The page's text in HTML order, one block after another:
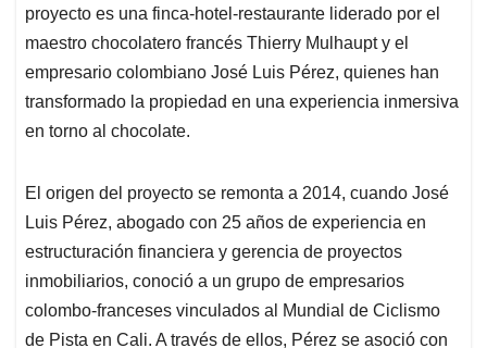
p
p
o
k
I
n
s
proyecto es una finca-hotel-restaurante liderado por el
maestro chocolatero francés Thierry Mulhaupt y el
empresario colombiano José Luis Pérez, quienes han
transformado la propiedad en una experiencia inmersiva
en torno al chocolate.
El origen del proyecto se remonta a 2014, cuando José
Luis Pérez, abogado con 25 años de experiencia en
estructuración financiera y gerencia de proyectos
inmobiliarios, conoció a un grupo de empresarios
colombo-franceses vinculados al Mundial de Ciclismo
de Pista en Cali. A través de ellos, Pérez se asoció con